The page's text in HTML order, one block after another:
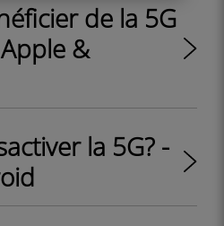
de la 5G
&
la 5G? -